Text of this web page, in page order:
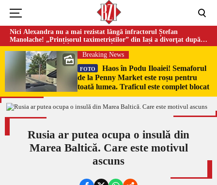
Nici Alexandra nu a mai rezistat lângă infractorul Ștefan
Manolache! „Prințișorul taximetriștilor” din Iași a divorţat după
doi ani de căsnicie
Breaking News
FOTO
Haos în Podu Iloaiei! Semaforul
de la Penny Market este roșu pentru
toată lumea. Traficul este complet blocat
Rusia ar putea ocupa o insulă din
Marea Baltică. Care este motivul
ascuns